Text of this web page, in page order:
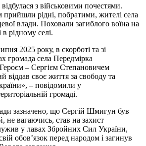
з військовими почестями.
прийшли рідні, побратими, жителі села
влади. Поховали загиблого воїна на
рідному селі.
2025 року, в скорботі та зі
громада села Передмірка
– Сергієм Степановичем
своє життя за свободу та
– повідомили у
громаді.
зазначено, що Сергій Шмигун був
не вагаючись, став на захист
у лавах Збройних Сил України,
обов’язок перед народом і загинув